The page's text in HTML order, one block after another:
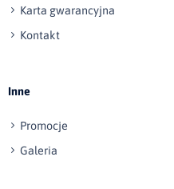
Wyślij opinię
Karta gwarancyjna
Kontakt
Inne
Promocje
Galeria